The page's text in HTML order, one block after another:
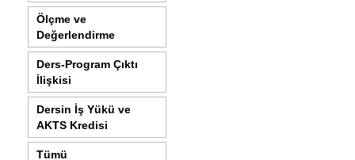
Ölçme ve
Değerlendirme
Ders-Program Çıktı
İlişkisi
Dersin İş Yükü ve
AKTS Kredisi
Tümü